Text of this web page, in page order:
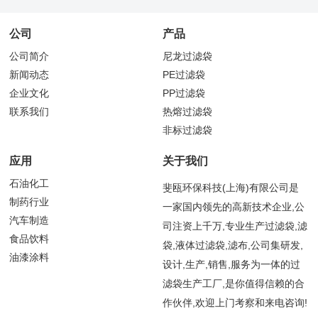
公司
公司简介
新闻动态
企业文化
联系我们
产品
尼龙过滤袋
PE过滤袋
PP过滤袋
热熔过滤袋
非标过滤袋
应用
石油化工
制药行业
汽车制造
食品饮料
油漆涂料
关于我们
斐瓯环保科技(上海)有限公司是
一家国内领先的高新技术企业,公
司注资上千万,专业生产过滤袋,滤
袋,液体过滤袋,滤布,公司集研发,
设计,生产,销售,服务为一体的过
滤袋生产工厂,是你值得信赖的合
作伙伴,欢迎上门考察和来电咨询!